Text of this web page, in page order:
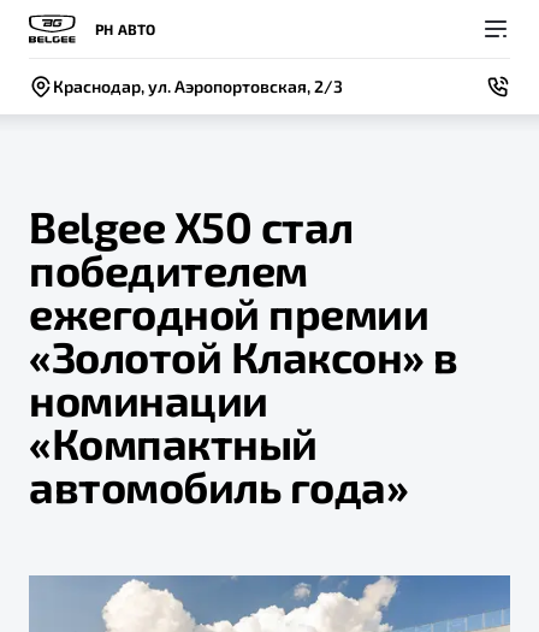
РН АВТО
Краснодар, ул. Аэропортовская, 2/3
Модели
Новый
X50+
Покупателям
ВЫБОР И ПОКУПКА
Автомобили в наличии
Спецпредложения и Акции
Записаться на тест-драйв
Автокредит
Владельцам
СЕРВИС
Записаться на сервис
Руководство по эксплуатации
Техническое обслуживание
Калькулятор ТО
Гарантия Belgee
О компании
СОБЫТИЯ
Новости
Контакты
BELGEE В РОССИИ
О дилерском центре
Правовая информация
Belgee Х50 стал
победителем
ежегодной премии
«Золотой Клаксон» в
номинации
«Компактный
автомобиль года»